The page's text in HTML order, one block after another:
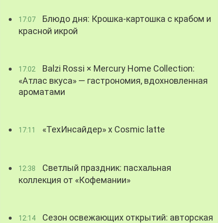
17:07
Блюдо дня: Крошка-картошка с крабом и
красной икрой
17:02
Balzi Rossi × Mercury Home Collection:
«Атлас вкуса» — гастрономия, вдохновленная
ароматами
17:11 «ТехИнсайдер» х Cosmic latte
12:38
Светлый праздник: пасхальная
коллекция от «Кофемании»
12:14
Сезон освежающих открытий: авторская